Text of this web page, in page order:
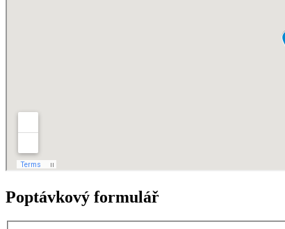
Poptávkový formulář